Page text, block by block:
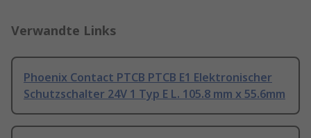
Verwandte Links
Phoenix Contact PTCB PTCB E1 Elektronischer
Schutzschalter 24V 1 Typ E L. 105.8 mm x 55.6mm